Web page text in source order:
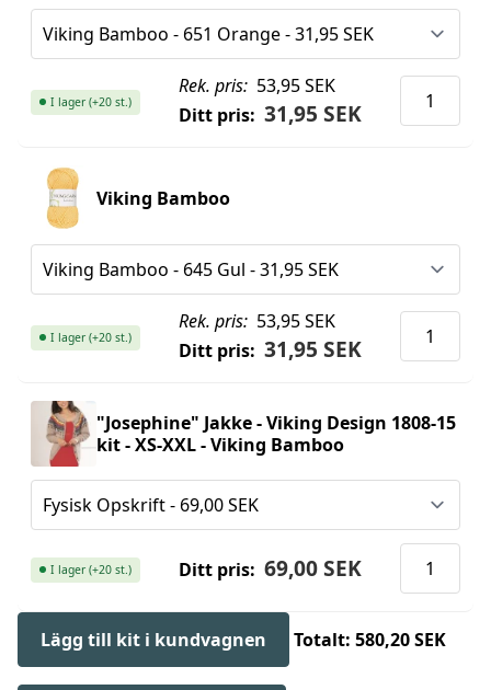
Rek. pris: 53,95 SEK
Ditt pris: 31,95 SEK
I lager (+20 st.)
Viking Bamboo
Rek. pris: 53,95 SEK
Ditt pris: 31,95 SEK
I lager (+20 st.)
"Josephine" Jakke - Viking Design 1808-15
kit - XS-XXL - Viking Bamboo
Ditt pris: 69,00 SEK
I lager (+20 st.)
Lägg till kit i kundvagnen Totalt: 580,20 SEK